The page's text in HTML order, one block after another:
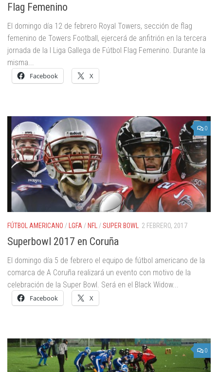
Flag Femenino
El domingo día 12 de febrero Royal Towers, sección de flag
femenino de Towers Football, ejercerá de anfitrión en la tercera
jornada de la I Liga Gallega de Fútbol Flag Femenino. Durante la
misma...
Facebook X
0
FÚTBOL AMERICANO / LGFA / NFL /SUPER BOWL 2 FEBRERO, 2017
Superbowl 2017 en Coruña
El domingo día 5 de febrero el equipo de fútbol americano de la
comarca de A Coruña realizará un evento con motivo de la
celebración de la Super Bowl. Será en el Black Widow...
Facebook X
0